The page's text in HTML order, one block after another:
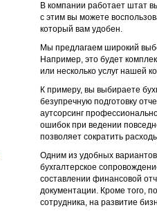
В компании работает штат
с этим вы можете
который вам удобен.
Мы предлагаем широкий
Например, это будет
или несколько услуг нашей
К примеру, вы выбираете
безупречную подготовку
аутсорсинг
ошибок при ведении
позволяет сократить
Одним из удобных
бухгалтерское
составлении финансовой
документации. Кроме того,
сотрудника, на развитие